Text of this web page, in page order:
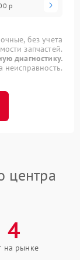
р
без учета
запчастей.
диагностику.
центра
4
на рынке